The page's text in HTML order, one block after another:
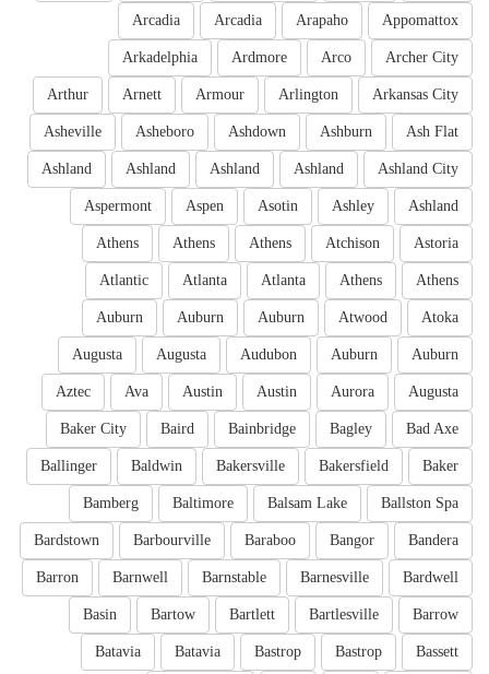
Appomattox
Arapaho
Arcadia
Arcadia
Archer City
Arco
Ardmore
Arkadelphia
Arkansas City
Arlington
Armour
Arnett
Arthur
Ash Flat
Ashburn
Ashdown
Asheboro
Asheville
Ashland City
Ashland
Ashland
Ashland
Ashland
Ashland
Ashley
Asotin
Aspen
Aspermont
Astoria
Atchison
Athens
Athens
Athens
Athens
Athens
Atlanta
Atlanta
Atlantic
Atoka
Atwood
Auburn
Auburn
Auburn
Auburn
Auburn
Audubon
Augusta
Augusta
Augusta
Aurora
Austin
Austin
Ava
Aztec
Bad Axe
Bagley
Bainbridge
Baird
Baker City
Baker
Bakersfield
Bakersville
Baldwin
Ballinger
Ballston Spa
Balsam Lake
Baltimore
Bamberg
Bandera
Bangor
Baraboo
Barbourville
Bardstown
Bardwell
Barnesville
Barnstable
Barnwell
Barron
Barrow
Bartlesville
Bartlett
Bartow
Basin
Bassett
Bastrop
Bastrop
Batavia
Batavia